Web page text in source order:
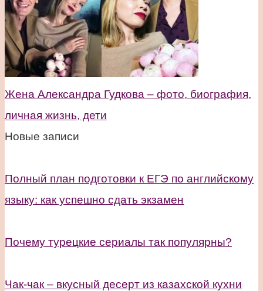
Жена Александра Гудкова – фото, биография,
личная жизнь, дети
Новые записи
Полный план подготовки к ЕГЭ по английскому
языку: как успешно сдать экзамен
Почему турецкие сериалы так популярны?
Чак-чак – вкусный десерт из казахской кухни